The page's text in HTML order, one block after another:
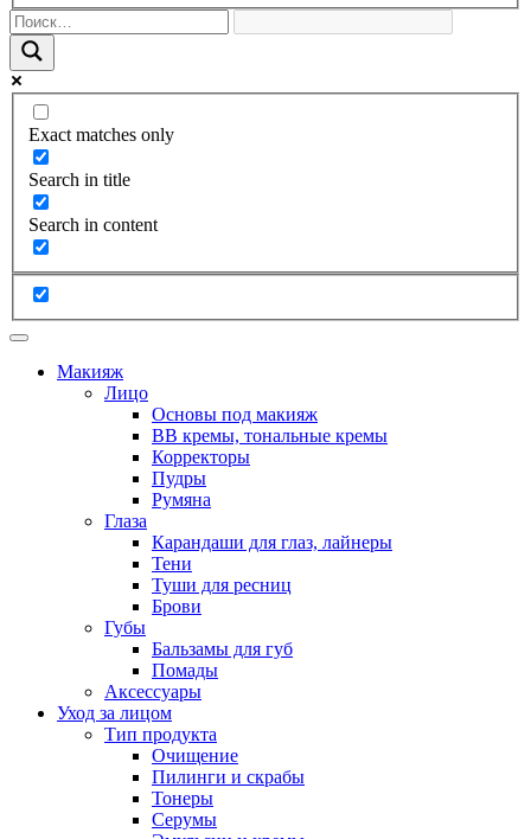
Exact matches only
Search in title
Search in content
Макияж
Лицо
Основы под макияж
BB кремы, тональные кремы
Корректоры
Пудры
Румяна
Глаза
Карандаши для глаз, лайнеры
Тени
Туши для ресниц
Брови
Губы
Бальзамы для губ
Помады
Аксессуары
Уход за лицом
Тип продукта
Очищение
Пилинги и скрабы
Тонеры
Серумы